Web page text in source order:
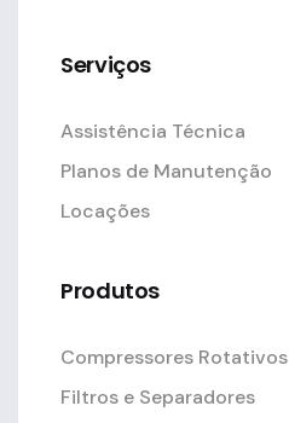
Serviços
Assistência Técnica
Planos de Manutenção
Locações
Produtos
Compressores Rotativos
Filtros e Separadores